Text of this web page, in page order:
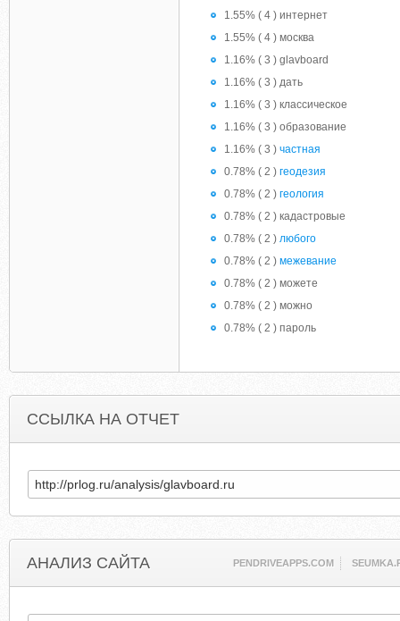
1.55% ( 4 ) интернет
1.55% ( 4 ) москва
1.16% ( 3 ) glavboard
1.16% ( 3 ) дать
1.16% ( 3 ) классическое
1.16% ( 3 ) образование
1.16% ( 3 ) частная
0.78% ( 2 ) геодезия
0.78% ( 2 ) геология
0.78% ( 2 ) кадастровые
0.78% ( 2 ) любого
0.78% ( 2 ) межевание
0.78% ( 2 ) можете
0.78% ( 2 ) можно
0.78% ( 2 ) пароль
ССЫЛКА НА ОТЧЕТ
АНАЛИЗ САЙТА PENDRIVEAPPS.COM